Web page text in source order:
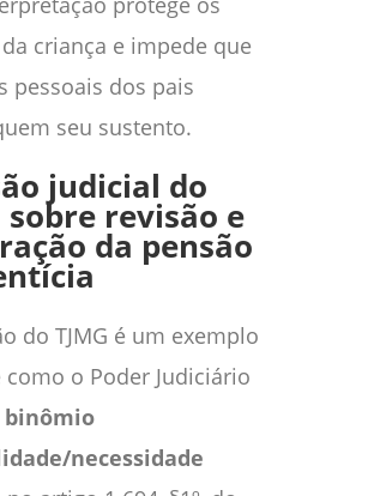
criança e impede que
pessoais dos pais
seu sustento.
judicial do
sobre revisão e
da pensão
do TJMG é um exemplo
como o Poder Judiciário
binômio
necessidade